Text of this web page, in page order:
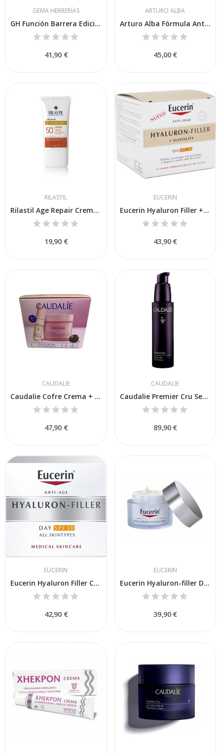
GEMA HERRERÍAS
GH Función Barrera Edición Limitada 1974 50 ML
41,90 €
ARTURO ALBA
Arturo Alba Fórmula Antioxidante Y Luminosidad...
45,00 €
RILASTIL
Rilastil Age Repair Crema SPF-50+ 40ml
19,90 €
EUCERIN
Eucerin Hyaluron Filler + Elasticity SPF30 50ml
43,90 €
CAUDALIE
Caudalie Cofre Crema + Serum Resveratrol-lift...
47,90 €
CAUDALIE
Caudalie Premier Cru Serum 30ml
89,90 €
EUCERIN
Eucerin Hyaluron Filler Cerma Día SPF30 50ml
42,90 €
EUCERIN
Eucerin Hyaluron-filler Dia 50
39,90 €